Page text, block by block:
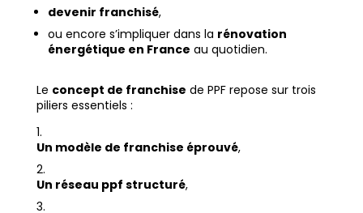
devenir franchisé,
ou encore s’impliquer dans la rénovation
énergétique en France au quotidien.
Le concept de franchise de PPF repose sur trois
piliers essentiels :
Un modèle de franchise éprouvé,
Un réseau ppf structuré,